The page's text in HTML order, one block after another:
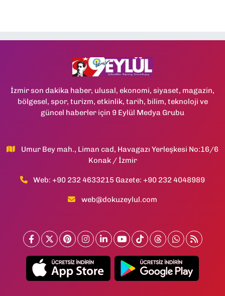
İzmir son dakika haber, ulusal, ekonomi, siyaset, magazin,
bölgesel, spor, turizm, etkinlik, tarih, bilim, teknoloji ve
güncel haberler için 9 Eylül Medya Grubu
Umur Bey mah., Liman cad, Havagazı Yerleşkesi No:16/6
Konak / İzmir
Web: +90 232 4633215 Gazete: +90 232 4048989
web@dokuzeylul.com